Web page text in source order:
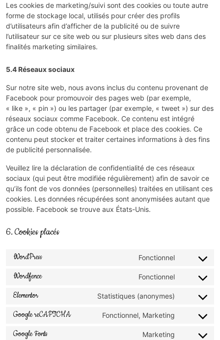
Les cookies de marketing/suivi sont des cookies ou toute autre
forme de stockage local, utilisés pour créer des profils
d’utilisateurs afin d’afficher de la publicité ou de suivre
l’utilisateur sur ce site web ou sur plusieurs sites web dans des
finalités marketing similaires.
5.4 Réseaux sociaux
Sur notre site web, nous avons inclus du contenu provenant de
Facebook pour promouvoir des pages web (par exemple,
« like », « pin ») ou les partager (par exemple, « tweet ») sur des
réseaux sociaux comme Facebook. Ce contenu est intégré
grâce un code obtenu de Facebook et place des cookies. Ce
contenu peut stocker et traiter certaines informations à des fins
de publicité personnalisée.
Veuillez lire la déclaration de confidentialité de ces réseaux
sociaux (qui peut être modifiée régulièrement) afin de savoir ce
qu’ils font de vos données (personnelles) traitées en utilisant ces
cookies. Les données récupérées sont anonymisées autant que
possible. Facebook se trouve aux États-Unis.
6. Cookies placés
WordPress Fonctionnel
Wordfence Fonctionnel
Elementor Statistiques (anonymes)
Google reCAPTCHA Fonctionnel, Marketing
Google Fonts Marketing